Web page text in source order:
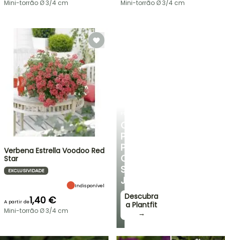
CONSELHOS
PERSONALIZADOS
PARA
O
SEU
JARDIM
Descubra
a Plantfit
→
Mini-torrão Ø 3/4 cm Mini-torrão Ø 3/4 cm
Verbena Estrella Voodoo Red
Star
EXCLUSIVIDADE
Indisponível
A partir de1,40 €
Mini-torrão Ø 3/4 cm